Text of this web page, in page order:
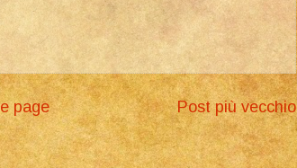
Post più vecchio
page